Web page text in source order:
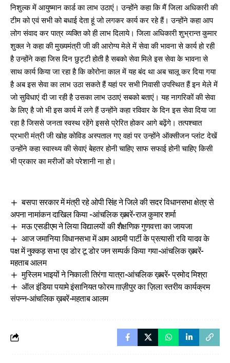
निशुल्क में आयुष्मान कार्ड का लाभ उठाएं। उन्होंने कहा कि मैं जिला अधिकारी की
टीम को एवं सभी को बधाई देता हूं जो लगकर कार्य कर रहे हैं। उन्होंने कहा आप
लोग संवाद कर पात्र व्यक्ति को ही लाभ दिलाये। जिला अधिकारी शुभ्रान्त कुमार
शुक्ल ने कहा की मुख्यमंत्री जी की आरोग्य मेले में सेवा की भावना से कार्य हो रही
है उन्होंने कहा जिस दिन छुट्टी होती है सबको सेवा मिले इस सेवा के भावना से
साथ कार्य किया जा रहा है कि कोरोना काल में यह बंद था अब चालू कर दिया गया
है अब इस सेवा का लाभ उठा सकते हैं यहां पर सभी निवासी उपस्थित हैं इन मेले में
जो सुविधाएं दी जा रही है उसका लाभ उठाएं सबको बताएं। यह नागरिकों की सेवा
के लिए है जो भी इस कार्य में लगे हैं उन्होंने कहा रविवार के दिन इस सेवा दिया जा
रहा है जिससे जनता स्वस्थ रहेंगे इससे प्रेरित होकर आगे बढ़ेंगे। तत्पश्चात
प्रभारी मंत्री जी खोह कोविड अस्पताल गए वहां पर उन्होंने ऑक्सीजन प्लांट देखें
उन्होंने कहा स्वास्थ्य की सेवाएं बेहतर होनी चाहिए साफ सफाई होनी चाहिए किसी
भी प्रकार का मरीजों को परेशानी ना हो।
बसपा सरकार में मंत्री रहे ओपी सिंह ने जिले की सदर विधानसभा क्षेत्र से
अपना नामांकन दाखिल किया -आंचलिक ख़बरें-राज कुमार शर्मा
मऊ एसडीएम ने लिया विद्यालयों की शैक्षणिक गुणवत्ता का जायजा
आज जमानिया विधानसभा में आम आदमी पार्टी के प्रत्यासी रवि यादव के
पक्ष में नुक्कड़ सभा एव डोर टू डोर जन सम्पर्क किया गया-आंचलिक ख़बरें-
महताब आलम
मुस्लिम भाइयों ने निकाली तिरंगा यात्रा-आंचलिक ख़बरें- प्रमोद मिश्रा
ऑल इंडिया पयामे इंसानियत फोरम ग़ाज़ीपुर का ज़िला स्तरीय कार्यक्रम
संपन्न-आंचलिक ख़बरें-महताब आलम